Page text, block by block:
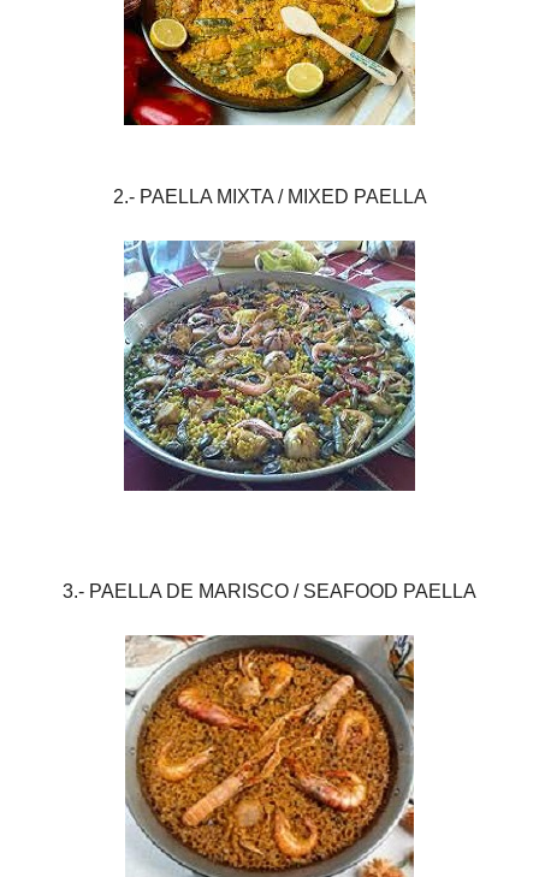
2.- PAELLA MIXTA / MIXED PAELLA
3.- PAELLA DE MARISCO / SEAFOOD PAELLA